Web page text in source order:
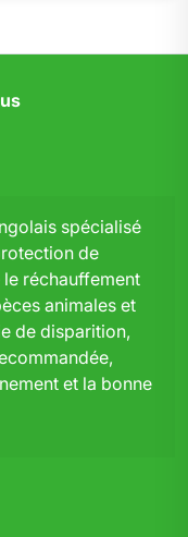
spécialisé
de
le réchauffement
animales et
de disparition,
et la bonne